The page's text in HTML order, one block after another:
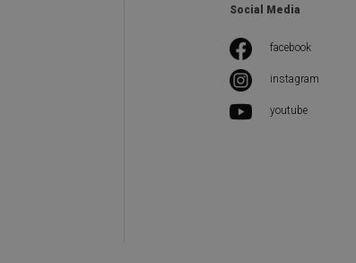
Social Media
facebook
instagram
youtube